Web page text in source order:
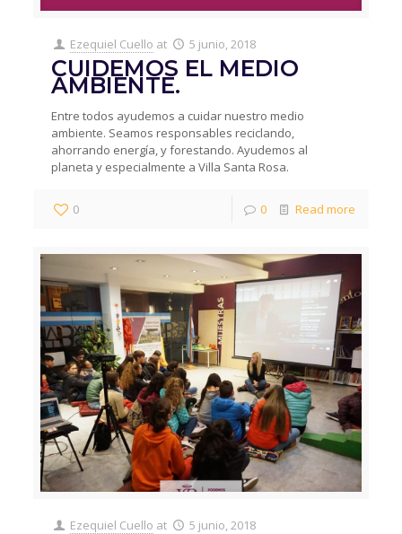
Ezequiel Cuello at 5 junio, 2018
CUIDEMOS EL MEDIO
AMBIENTE.
Entre todos ayudemos a cuidar nuestro medio
ambiente. Seamos responsables reciclando,
ahorrando energía, y forestando. Ayudemos al
planeta y especialmente a Villa Santa Rosa.
0 0 Read more
Ezequiel Cuello at 5 junio, 2018